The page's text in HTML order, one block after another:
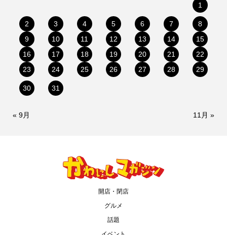
1
2 3 4 5 6 7
8
9
10 11 12 13 14
15
16
17 18 19 20 21
22
23
24 25 26 27 28 29
30 31
« 9月 11月 »
開店・閉店
グルメ
話題